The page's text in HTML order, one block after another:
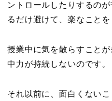
ントロールしたりするの
るだけ避けて、楽なことを
授業中に気を散らすこと
中力が持続しないのです。
それ以前に、面白くない